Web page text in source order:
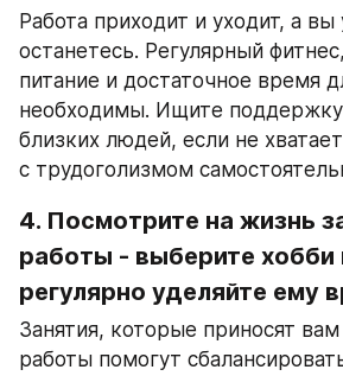
Работа приходит и уходит, а вы
останетесь. Регулярный
питание и достаточное время
необходимы. Ищите поддержку
близких людей, если не
с трудоголизмом
4. Посмотрите на жизнь
работы - выберите хобби
регулярно уделяйте ему
Занятия, которые приносят
работы помогут